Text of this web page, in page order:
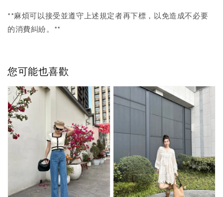
**麻煩可以接受並遵守上述規定者再下標，以免造成不必要
的消費糾紛。**
您可能也喜歡